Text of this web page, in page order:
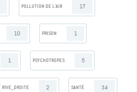
POLLUTION DE L’AIR 17
10 PRISON 1
1 PSYCHOTROPES 5
RIVE_DROITE 2 SANTÉ 34